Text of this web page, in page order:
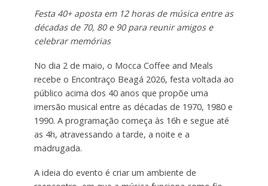
Festa 40+ aposta em 12 horas de música entre as
décadas de 70, 80 e 90 para reunir amigos e
celebrar memórias
No dia 2 de maio, o Mocca Coffee and Meals
recebe o Encontraço Beagá 2026, festa voltada ao
público acima dos 40 anos que propõe uma
imersão musical entre as décadas de 1970, 1980 e
1990. A programação começa às 16h e segue até
as 4h, atravessando a tarde, a noite e a
madrugada.
A ideia do evento é criar um ambiente de